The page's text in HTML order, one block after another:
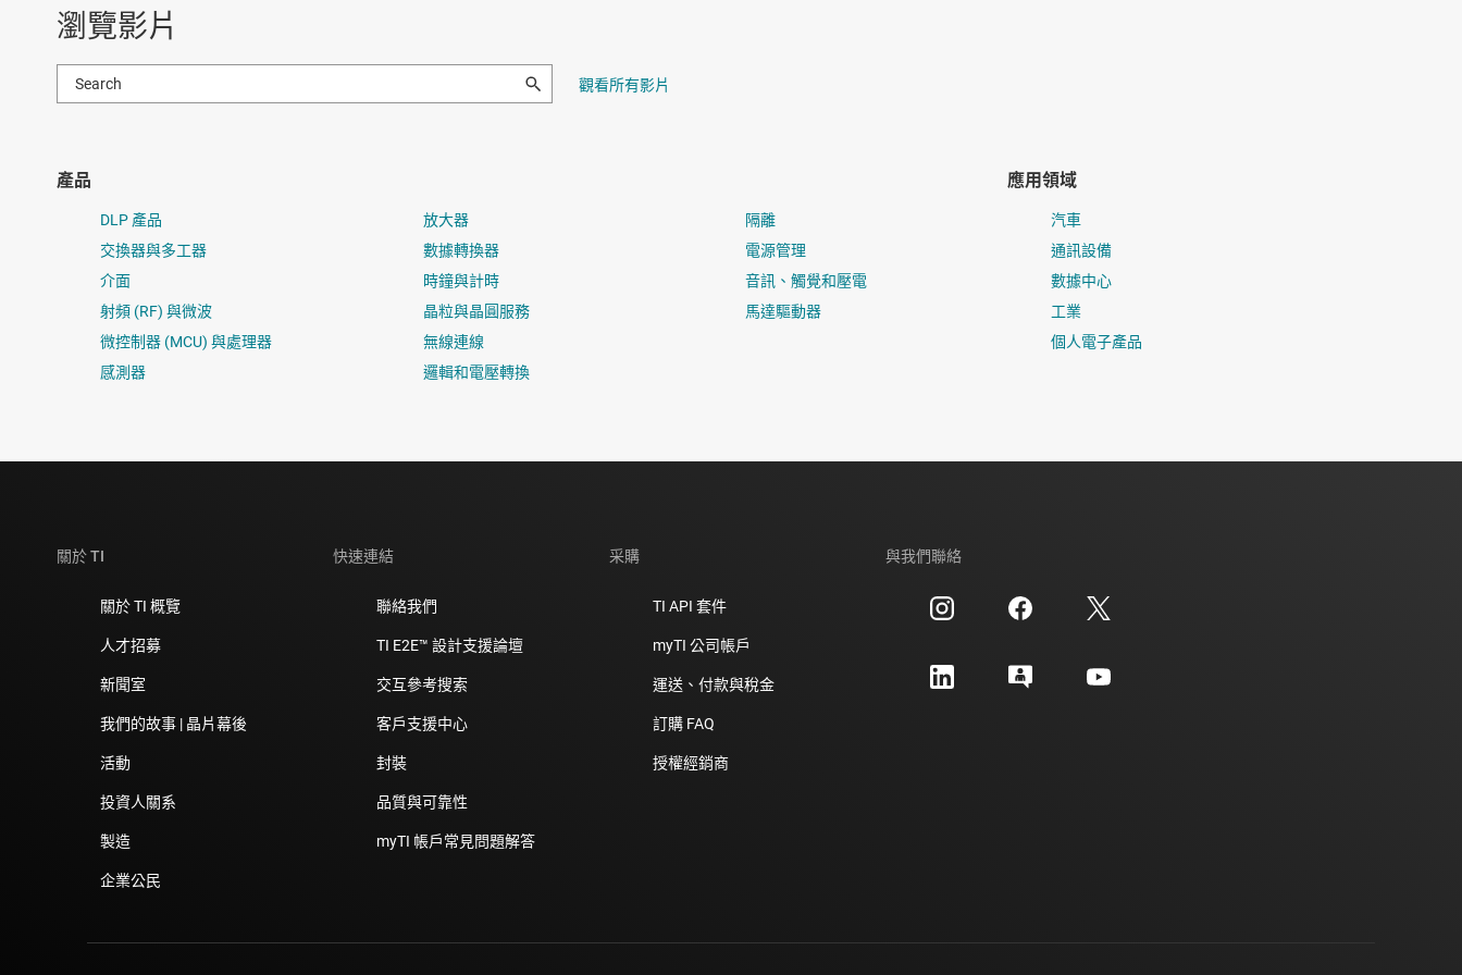
瀏覽影片
觀看所有影片
產品
DLP 產品
交換器與多工器
介面
射頻 (RF) 與微波
微控制器 (MCU) 與處理器
感測器
放大器
數據轉換器
時鐘與計時
晶粒與晶圓服務
無線連線
邏輯和電壓轉換
隔離
電源管理
音訊、觸覺和壓電
馬達驅動器
應用領域
汽車
通訊設備
數據中心
工業
個人電子產品
關於 TI
關於 TI 概覽
人才招募
新聞室
我們的故事 | 晶片幕後
活動
投資人關系
製造
企業公民
快速連結
聯絡我們
TI E2E™ 設計支援論壇
交互參考搜索
客戶支援中心
封裝
品質與可靠性
myTI 帳戶常見問題解答
采購
TI API 套件
myTI 公司帳戶
運送、付款與稅金
訂購 FAQ
授權經銷商
與我們聯絡